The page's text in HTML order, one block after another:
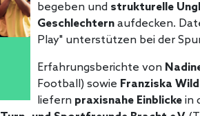
begeben und strukturelle
Geschlechtern aufdecken.
Play" unterstützen bei der
Erfahrungsberichte von
Football) sowie Franziska
liefern praxisnahe Einblicke in